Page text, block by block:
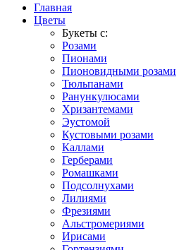
Главная
Цветы
Букеты с:
Розами
Пионами
Пионовидными розами
Тюльпанами
Ранункулюсами
Хризантемами
Эустомой
Кустовыми розами
Каллами
Герберами
Ромашками
Подсолнухами
Лилиями
Фрезиями
Альстромериями
Ирисами